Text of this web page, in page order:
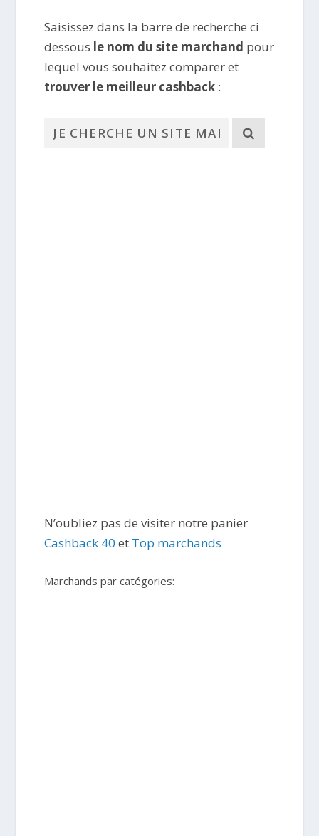
Saisissez dans la barre de recherche ci
dessous le nom du site marchand pour
lequel vous souhaitez comparer et
trouver le meilleur cashback :
N’oubliez pas de visiter notre panier
Cashback 40 et Top marchands
Marchands par catégories: